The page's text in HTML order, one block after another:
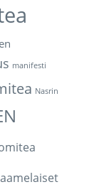
manifesti
Nasrin